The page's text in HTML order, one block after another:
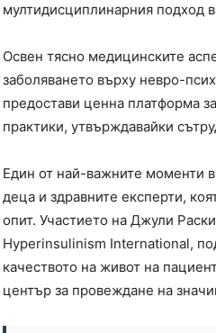
мултидисциплинарния подход
Освен тясно медицинските
заболяването върху невро-
предостави ценна платформа
практики, утвърждавайки
Един от най-важните моменти
деца и здравните експерти,
опит. Участието на Джули
Hyperinsulinism International,
качеството на живот на
център за провеждане на